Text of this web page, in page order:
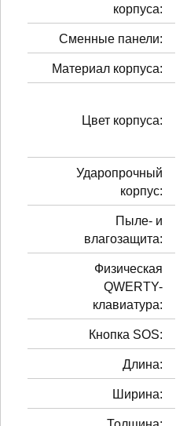
корпуса:
Сменные панели:
Материал корпуса:
Цвет корпуса:
Ударопрочный
корпус:
Пыле- и
влагозащита:
Физическая
QWERTY-
клавиатура:
Кнопка SOS:
Длина:
Ширина: